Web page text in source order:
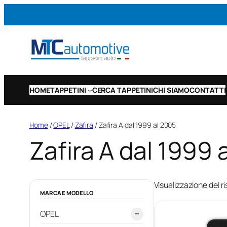
HOMETAPPETINI CERCA TAPPETINICHI SIAMOCONTATTI
Home/OPEL/Zafira / Zafira A dal 1999 al 2005
Zafira A dal 1999
MARCA E MODELLO
−
OPEL
Visualizzazione del